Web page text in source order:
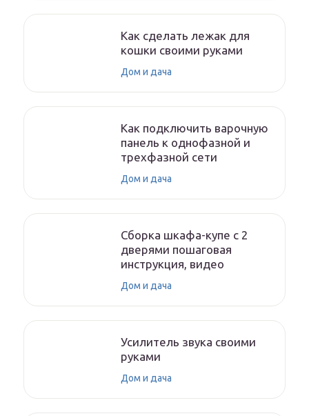
Как сделать лежак для
кошки своими руками
Дом и дача
Как подключить варочную
панель к однофазной и
трехфазной сети
Дом и дача
Сборка шкафа-купе с 2
дверями пошаговая
инструкция, видео
Дом и дача
Усилитель звука своими
руками
Дом и дача